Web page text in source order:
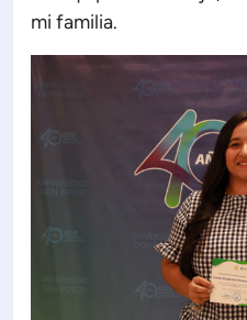
mi familia.